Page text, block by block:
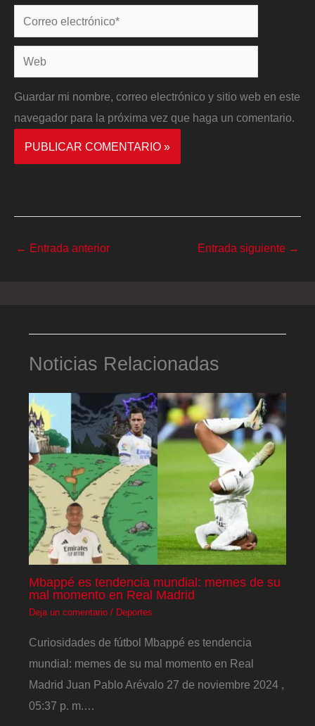
Correo
electrónico*
Web
Guardar mi nombre, correo electrónico y sitio web en este
navegador para la próxima vez que haga un comentario.
← Entrada anterior Entrada siguiente →
Noticias Relacionadas
Mbappé es tendencia mundial: memes de su
mal momento en Real Madrid
Deja un comentario / Deportes
Curiosidades de fútbol Mbappé es tendencia
mundial: memes de su mal momento en Real
Madrid Juan Pablo Arévalo 27 de noviembre 2024 ,
05:37 p. m.…